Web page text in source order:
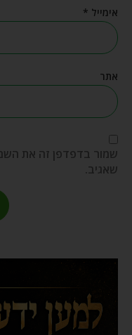
אימייל *
אתר
שמור בדפדפן זה את
שאגיב.